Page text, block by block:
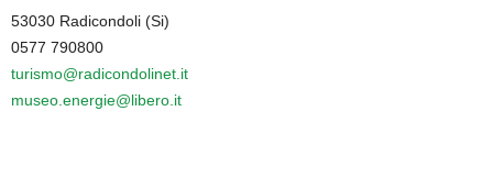
53030 Radicondoli (Si)
0577 790800
turismo@radicondolinet.it
museo.energie@libero.it